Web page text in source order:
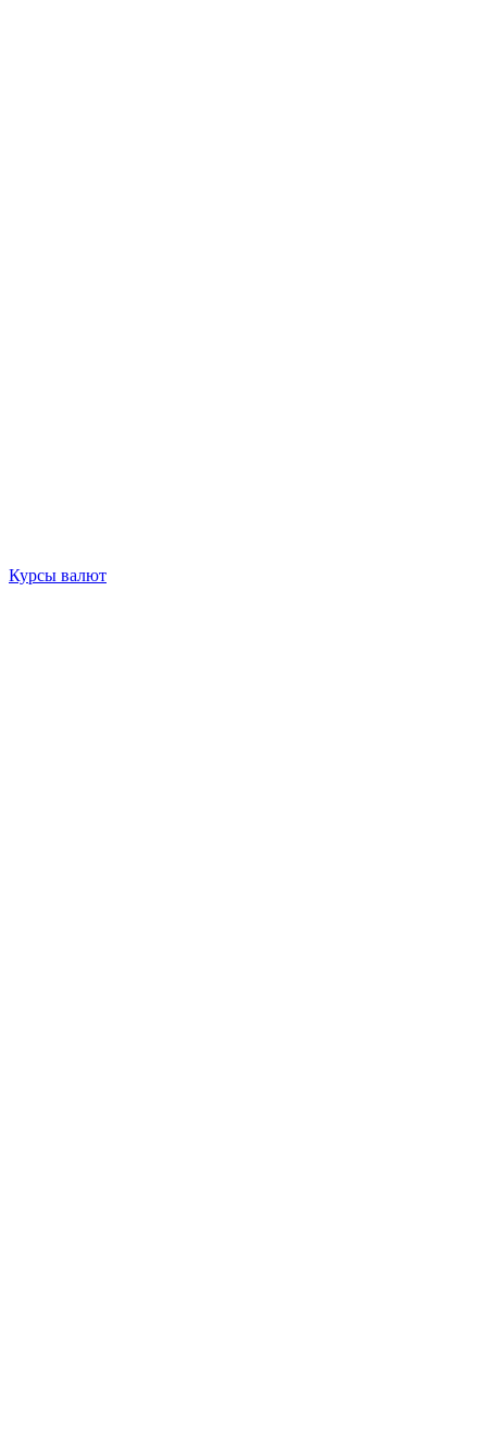
Курсы валют